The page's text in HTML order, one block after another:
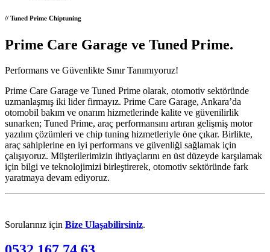
// Tuned Prime Chiptuning
Prime Care Garage ve Tuned Prime.
Performans ve Güvenlikte Sınır Tanımıyoruz!
Prime Care Garage ve Tuned Prime olarak, otomotiv sektöründe
uzmanlaşmış iki lider firmayız. Prime Care Garage, Ankara’da
otomobil bakım ve onarım hizmetlerinde kalite ve güvenilirlik
sunarken; Tuned Prime, araç performansını artıran gelişmiş motor
yazılım çözümleri ve chip tuning hizmetleriyle öne çıkar. Birlikte,
araç sahiplerine en iyi performans ve güvenliği sağlamak için
çalışıyoruz. Müşterilerimizin ihtiyaçlarını en üst düzeyde karşılamak
için bilgi ve teknolojimizi birleştirerek, otomotiv sektöründe fark
yaratmaya devam ediyoruz.
Sorularınız için Bize Ulaşabilirsiniz.